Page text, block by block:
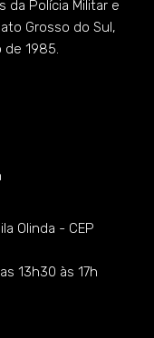
da Polícia Militar e
Grosso do Sul,
1985.
Olinda - CEP
13h30 às 17h